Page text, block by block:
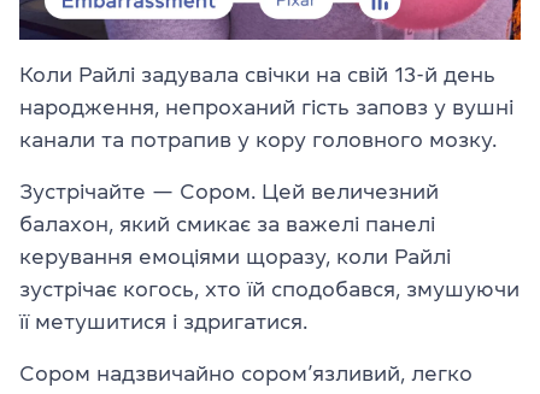
Коли Райлі задувала свічки на свій 13-й день
народження, непроханий гість заповз у вушні
канали та потрапив у кору головного мозку.
Зустрічайте — Сором. Цей величезний
балахон, який смикає за важелі панелі
керування емоціями щоразу, коли Райлі
зустрічає когось, хто їй сподобався, змушуючи
її метушитися і здригатися.
Сором надзвичайно сором’язливий, легко